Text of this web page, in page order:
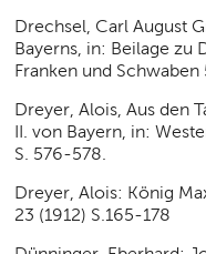
Drechsel, Carl August
Bayerns, in: Beilage zu
Franken und Schwaben
Dreyer, Alois, Aus den
II. von Bayern, in:
S. 576-578.
Dreyer, Alois: König
23 (1912) S.165-178